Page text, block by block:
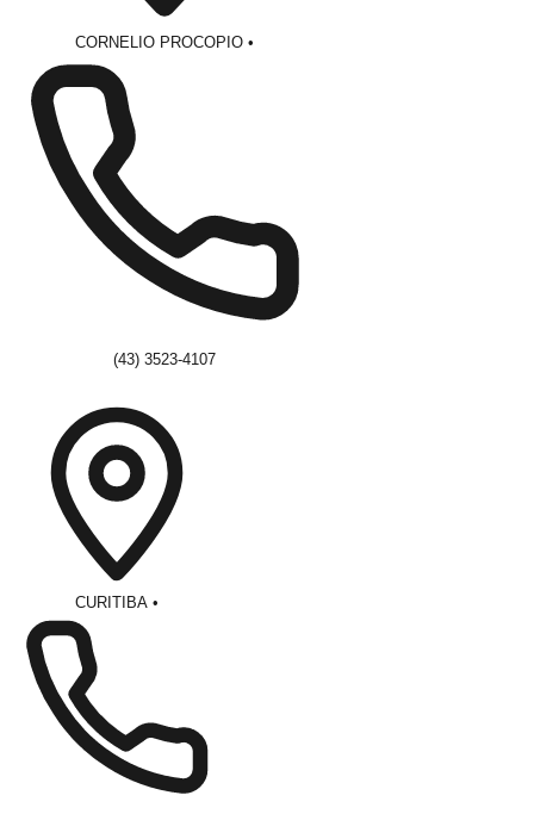
CORNELIO PROCOPIO •
(43) 3523-4107
CURITIBA •